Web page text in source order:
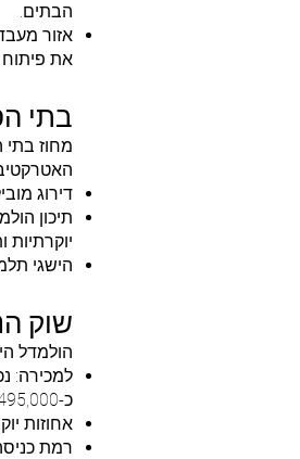
הבתים.
את פיתוח
בתי
מחוז בתי
דירוג מוביל:
יוקרתיות
הישגי
שוק
הולמדל
כ-1,495,000 דולר.
אחוזות
רמת כניסה: